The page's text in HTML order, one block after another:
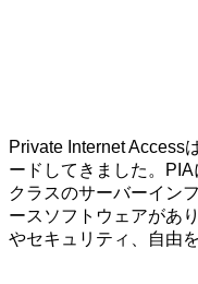
Private Internet Access
ードしてきました。
クラスのサーバーイン
ースソフトウェアがあ
やセキュリティ、自由